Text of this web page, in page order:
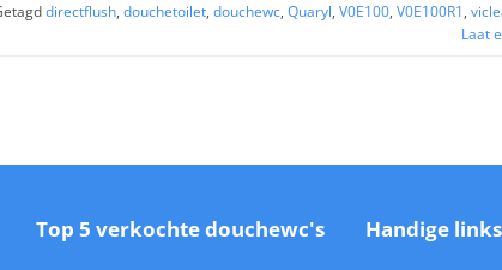
directflush, douchetoilet, douchewc, Quaryl, V0E100, V0E100R1,
Laat
Top 5 verkochte douchewc's Handige links